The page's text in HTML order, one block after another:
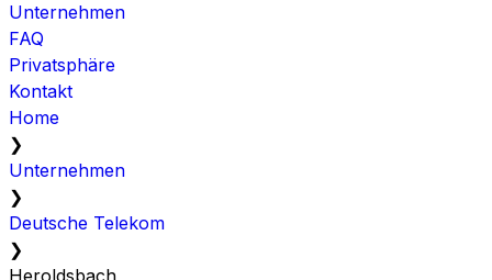
Unternehmen
FAQ
Privatsphäre
Kontakt
Home
❯
Unternehmen
❯
Deutsche Telekom
❯